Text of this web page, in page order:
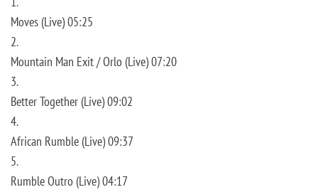
Moves (Live) 05:25
2.
Mountain Man Exit / Orlo (Live) 07:20
3.
Better Together (Live) 09:02
4.
African Rumble (Live) 09:37
5.
Rumble Outro (Live) 04:17